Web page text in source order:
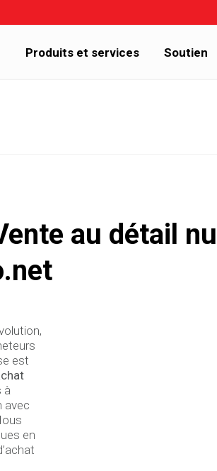
Produits et services Soutien
au détail
est
à
avec
en